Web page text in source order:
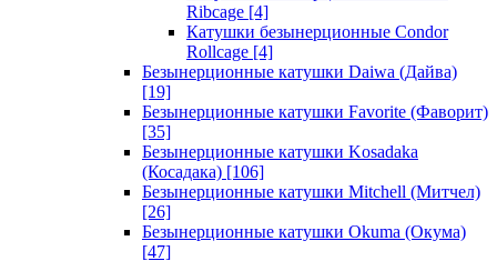
Ribcage [4]
Катушки безынерционные Condor
Rollcage [4]
Безынерционные катушки Daiwa (Дайва)
[19]
Безынерционные катушки Favorite (Фаворит)
[35]
Безынерционные катушки Kosadaka
(Косадака) [106]
Безынерционные катушки Mitchell (Митчел)
[26]
Безынерционные катушки Okuma (Окума)
[47]